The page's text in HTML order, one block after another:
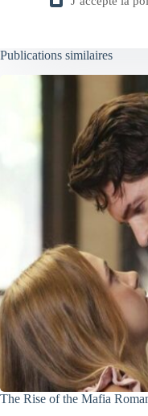
Publications similaires
The Rise of the Mafia